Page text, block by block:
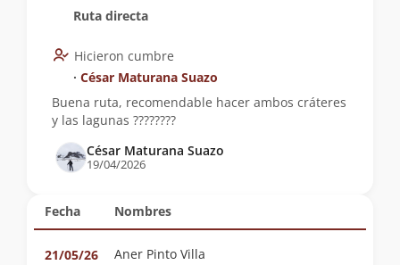
Fecha Nombres
21/05/26 Aner Pinto Villa
Ruta directa
Hicieron cumbre
∙ César Maturana Suazo
Buena ruta, recomendable hacer ambos cráteres
y las lagunas ????????
César Maturana Suazo
19/04/2026